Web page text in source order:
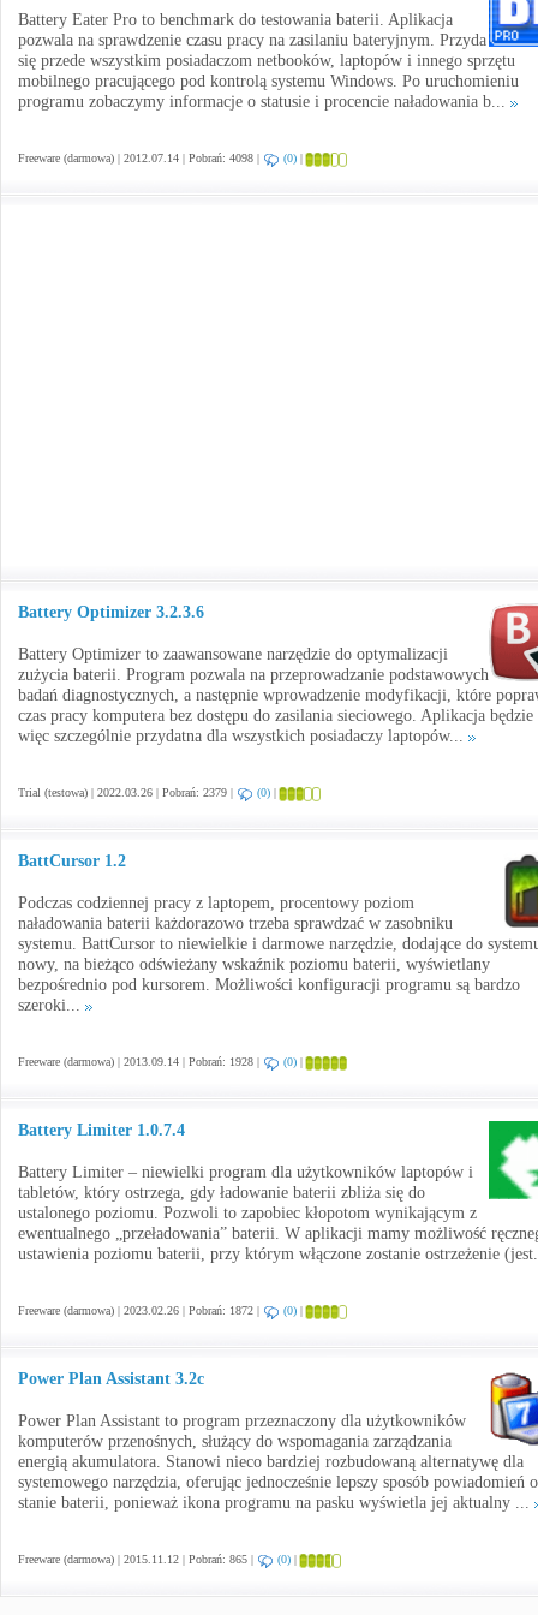
Battery Eater Pro to benchmark do testowania baterii. Aplikacja
pozwala na sprawdzenie czasu pracy na zasilaniu bateryjnym. Przyda
się przede wszystkim posiadaczom netbooków, laptopów i innego sprzętu
mobilnego pracującego pod kontrolą systemu Windows. Po uruchomieniu
programu zobaczymy informacje o statusie i procencie naładowania b...
Freeware (darmowa) | 2012.07.14 | Pobrań: 4098 | (0) |
Battery Optimizer 3.2.3.6
Battery Optimizer to zaawansowane narzędzie do optymalizacji
zużycia baterii. Program pozwala na przeprowadzanie podstawowych
badań diagnostycznych, a następnie wprowadzenie modyfikacji, które
czas pracy komputera bez dostępu do zasilania sieciowego. Aplikacja będzie
więc szczególnie przydatna dla wszystkich posiadaczy laptopów...
Trial (testowa) | 2022.03.26 | Pobrań: 2379 | (0) |
BattCursor 1.2
Podczas codziennej pracy z laptopem, procentowy poziom
naładowania baterii każdorazowo trzeba sprawdzać w zasobniku
systemu. BattCursor to niewielkie i darmowe narzędzie, dodające do
nowy, na bieżąco odświeżany wskaźnik poziomu baterii, wyświetlany
bezpośrednio pod kursorem. Możliwości konfiguracji programu są bardzo
szeroki...
Freeware (darmowa) | 2013.09.14 | Pobrań: 1928 | (0) |
Battery Limiter 1.0.7.4
Battery Limiter – niewielki program dla użytkowników laptopów i
tabletów, który ostrzega, gdy ładowanie baterii zbliża się do
ustalonego poziomu. Pozwoli to zapobiec kłopotom wynikającym z
ewentualnego „przeładowania” baterii. W aplikacji mamy możliwość
ustawienia poziomu baterii, przy którym włączone zostanie ostrzeżenie
Freeware (darmowa) | 2023.02.26 | Pobrań: 1872 | (0) |
Power Plan Assistant 3.2c
Power Plan Assistant to program przeznaczony dla użytkowników
komputerów przenośnych, służący do wspomagania zarządzania
energią akumulatora. Stanowi nieco bardziej rozbudowaną alternatywę dla
systemowego narzędzia, oferując jednocześnie lepszy sposób powiadomień o
stanie baterii, ponieważ ikona programu na pasku wyświetla jej aktualny ...
Freeware (darmowa) | 2015.11.12 | Pobrań: 865 | (0) |